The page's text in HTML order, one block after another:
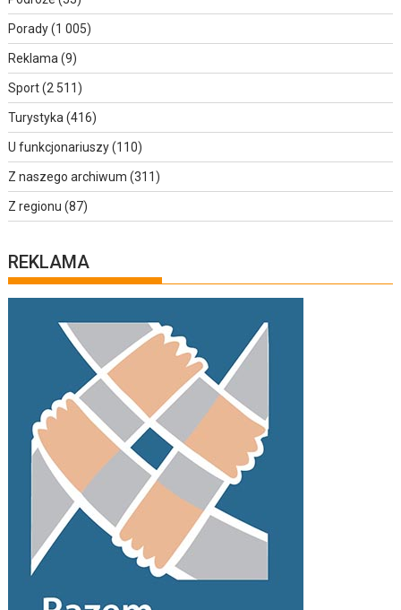
Porady(1 005)
Reklama (9)
Sport(2 511)
Turystyka (416)
U funkcjonariuszy(110)
Z naszego archiwum (311)
Z regionu (87)
REKLAMA